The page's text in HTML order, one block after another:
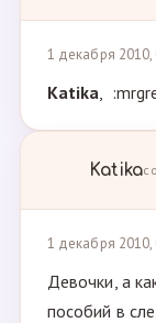
1 декабря 2010,
Katika,
Katika
1 декабря 2010,
Девочки, а
пособий в